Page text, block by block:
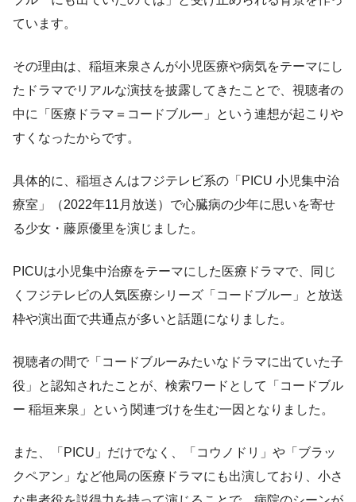
ています。
その理由は、稲垣来泉さんが小児医療や病気をテーマにし
たドラマでリアルな演技を披露してきたことで、視聴者の
中に「医療ドラマ＝コードブルー」という連想が起こりや
すくなったからです。
具体的に、稲垣さんはフジテレビ系の「PICU 小児集中治
療室」（2022年11月放送）で心臓病の少年に思いを寄せ
る少女・藤原優里を演じました。
PICUは小児集中治療をテーマにした医療ドラマで、同じ
くフジテレビの人気医療シリーズ「コードブルー」と放送
枠や演出面で共通点が多いと話題になりました。
視聴者の間で「コードブルーみたいなドラマに出ていた子
役」と認知されたことが、検索ワードとして「コードブル
ー 稲垣来泉」という関連づけを生む一因となりました。
また、「PICU」だけでなく、「コウノドリ」や「ブラッ
クペアン」など他局の医療ドラマにも出演しており、小さ